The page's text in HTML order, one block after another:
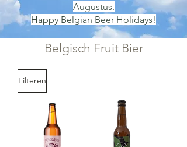
Augustus.
Happy Belgian Beer Holidays!
Belgisch Fruit Bier
Filteren